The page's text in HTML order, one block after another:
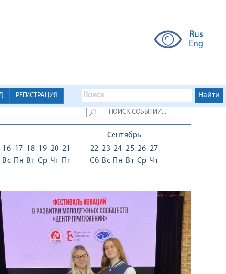
Rus
Eng
РЕГИСТРАЦИЯ
16
Вс
17
Пн
18
Вт
19
Ср
20
Чт
21
Пт
Сентябрь
22
Сб
23
Вс
24
Пн
25
Вт
26
Ср
27
Чт